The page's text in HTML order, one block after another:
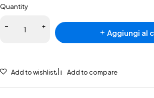
Quantity
Aggiungi al
Add to wishlist Add to compare